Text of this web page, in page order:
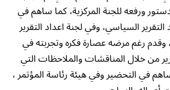
ورفعه للجنة المركزية، كما ساهم في
التقرير السياسي، وفي لجنة اعداد التقرير
وقدم رغم مرضه عصارة فكره وتجربته في
من خلال المناقشات والملاحظات التي
في التحضير وفي هيئة رئاسة المؤتمر ،